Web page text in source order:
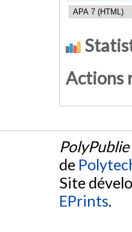
Actions
PolyPublie
de
Site
EPrints.